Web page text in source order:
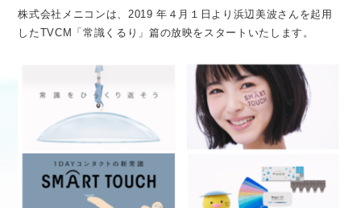
医療従事者向け情報 GLOBAL
株式会社メニコンは、2019 年４月１日より浜辺美波さんを起用
したTVCM「常識くるり」篇の放映をスタートいたします。